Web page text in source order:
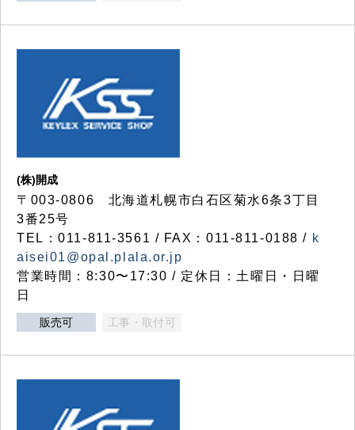
(株)開成
〒003-0806 北海道札幌市白石区菊水6条3丁目
3番25号
TEL：011-811-3561 / FAX：011-811-0188 / k
aisei01@opal.plala.or.jp
営業時間：8:30〜17:30 / 定休日：土曜日・日曜
日
販売可 工事・取付可